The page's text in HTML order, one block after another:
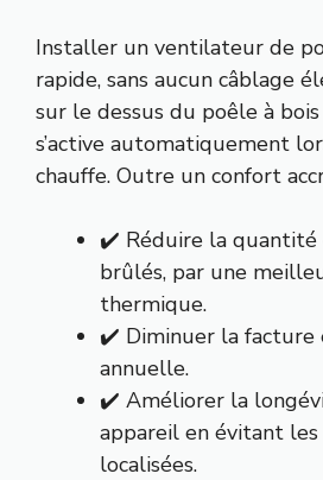
Installer un ventilateur de
rapide, sans aucun câblage
sur le dessus du poêle à
s’active automatiquement
chauffe. Outre un confort
✔️ Réduire la
brûlés, par une
thermique.
✔️ Diminuer la facture
annuelle.
✔️ Améliorer la
appareil en évitant les
localisées.